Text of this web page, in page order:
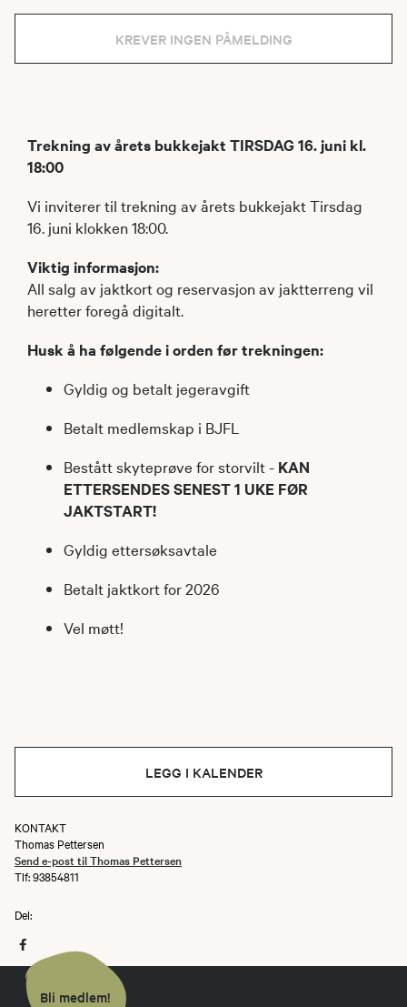
KREVER INGEN PÅMELDING
Trekning av årets bukkejakt TIRSDAG 16. juni kl.
18:00
Vi inviterer til trekning av årets bukkejakt Tirsdag
16. juni klokken 18:00.
Viktig informasjon:
All salg av jaktkort og reservasjon av jaktterreng vil
heretter foregå digitalt.
Husk å ha følgende i orden før trekningen:
Gyldig og betalt jegeravgift
Betalt medlemskap i BJFL
Bestått skyteprøve for storvilt - KAN
ETTERSENDES SENEST 1 UKE FØR
JAKTSTART!
Gyldig ettersøksavtale
Betalt jaktkort for 2026
Vel møtt!
LEGG I KALENDER
KONTAKT
Thomas Pettersen
Send e-post til Thomas Pettersen
Tlf: 93854811
Del:
Bli medlem!